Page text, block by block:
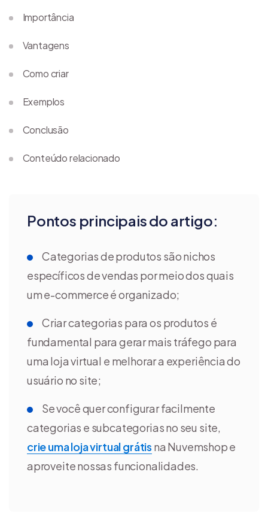
Pontos principais do artigo:
Categorias de produtos são nichos
específicos de vendas por meio dos quais
um e-commerce é organizado;
Criar categorias para os produtos é
fundamental para gerar mais tráfego para
uma loja virtual e melhorar a experiência do
usuário no site;
Se você quer configurar facilmente
categorias e subcategorias no seu site,
crie uma loja virtual grátis na Nuvemshop e
aproveite nossas funcionalidades.
Importância
Vantagens
Como criar
Exemplos
Conclusão
Conteúdo relacionado